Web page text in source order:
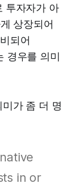
투자자가 아
상장되어
되어
경우를 의미
가 좀 더 명
in or